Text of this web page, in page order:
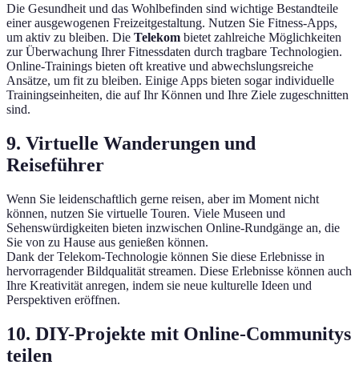
Die Gesundheit und das Wohlbefinden sind wichtige Bestandteile
einer ausgewogenen Freizeitgestaltung. Nutzen Sie Fitness-Apps,
um aktiv zu bleiben. Die Telekom bietet zahlreiche Möglichkeiten
zur Überwachung Ihrer Fitnessdaten durch tragbare Technologien.
Online-Trainings bieten oft kreative und abwechslungsreiche
Ansätze, um fit zu bleiben. Einige Apps bieten sogar individuelle
Trainingseinheiten, die auf Ihr Können und Ihre Ziele zugeschnitten
sind.
9. Virtuelle Wanderungen und
Reiseführer
Wenn Sie leidenschaftlich gerne reisen, aber im Moment nicht
können, nutzen Sie virtuelle Touren. Viele Museen und
Sehenswürdigkeiten bieten inzwischen Online-Rundgänge an, die
Sie von zu Hause aus genießen können.
Dank der Telekom-Technologie können Sie diese Erlebnisse in
hervorragender Bildqualität streamen. Diese Erlebnisse können auch
Ihre Kreativität anregen, indem sie neue kulturelle Ideen und
Perspektiven eröffnen.
10. DIY-Projekte mit Online-Communitys
teilen